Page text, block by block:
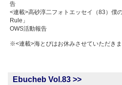
告
<連載>高砂淳二フォトエッセイ（83）僕
Rule」
OWS活動報告
※<連載>海とぴはお休みさせていただき
Ebucheb Vol.83 >>